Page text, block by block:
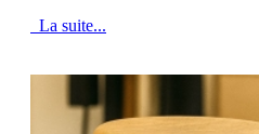
La suite...